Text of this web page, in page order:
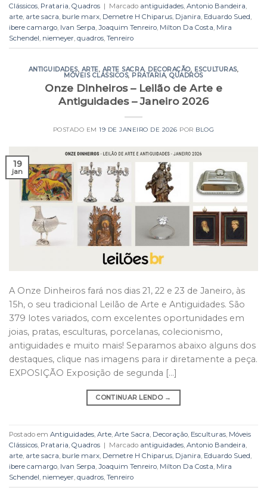
Clássicos Prataria Quadros | Marcado antiguidades Antonio Bandeira
arte arte sacra burle marx Demetre H Chiparus Djanira Eduardo Sued
ibere camargo Ivan Serpa Joaquim Tenreiro Milton Da Costa Mira
Schendel niemeyer quadros Tenreiro
ANTIGUIDADES, ARTE, ARTE SACRA, DECORAÇÃO, ESCULTURAS,
MÓVEIS CLÁSSICOS, PRATARIA,QUADROS
Onze Dinheiros – Leilão de Arte e
Antiguidades – Janeiro 2026
POSTADO EM19 DE JANEIRO DE 2026 POR BLOG
19
jan
A Onze Dinheiros fará nos dias 21, 22 e 23 de Janeiro, às
15h, o seu tradicional Leilão de Arte e Antiguidades. São
379 lotes variados, com excelentes oportunidades em
joias, pratas, esculturas, porcelanas, colecionismo,
antiguidades e muito mais! Separamos abaixo alguns dos
destaques, clique nas imagens para ir diretamente a peça.
EXPOSIÇÃO Exposição de segunda […]
CONTINUAR LENDO →
Postado em Antiguidades, Arte, Arte Sacra, Decoração, Esculturas, Móveis
Clássicos, Prataria, Quadros | Marcado antiguidades, Antonio Bandeira,
arte, arte sacra, burle marx, Demetre H Chiparus, Djanira, Eduardo Sued,
ibere camargo, Ivan Serpa, Joaquim Tenreiro, Milton Da Costa, Mira
Schendel, niemeyer, quadros, Tenreiro